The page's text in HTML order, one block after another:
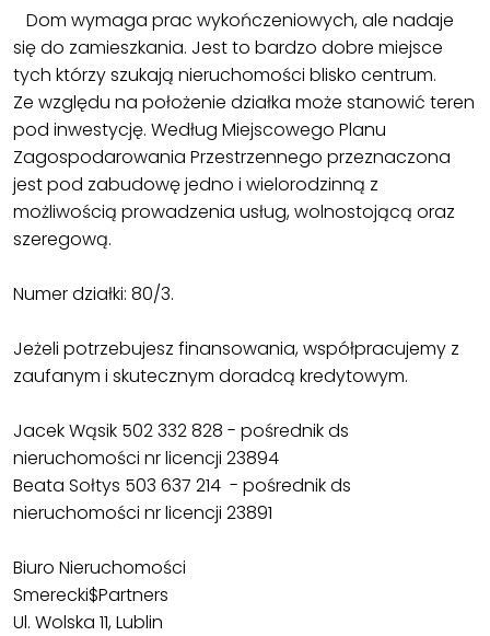
Dom wymaga prac wykończeniowych, ale nadaje
się do zamieszkania. Jest to bardzo dobre miejsce
tych którzy szukają nieruchomości blisko centrum.
Ze względu na położenie działka może stanowić teren
pod inwestycję. Według Miejscowego Planu
Zagospodarowania Przestrzennego przeznaczona
jest pod zabudowę jedno i wielorodzinną z
możliwością prowadzenia usług, wolnostojącą oraz
szeregową.
Numer działki: 80/3.
Jeżeli potrzebujesz finansowania, współpracujemy z
zaufanym i skutecznym doradcą kredytowym.
Jacek Wąsik 502 332 828 - pośrednik ds
nieruchomości nr licencji 23894
Beata Sołtys 503 637 214 - pośrednik ds
nieruchomości nr licencji 23891
Biuro Nieruchomości
Smerecki$Partners
Ul. Wolska 11, Lublin